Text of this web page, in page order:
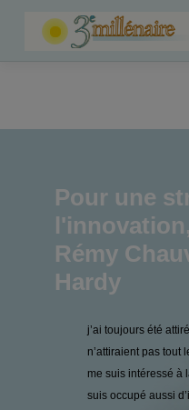
Pour une
Rémy
Hardy
j’ai toujours été
n’attiraient pas tout
me suis intéressé à
suis occupé aussi